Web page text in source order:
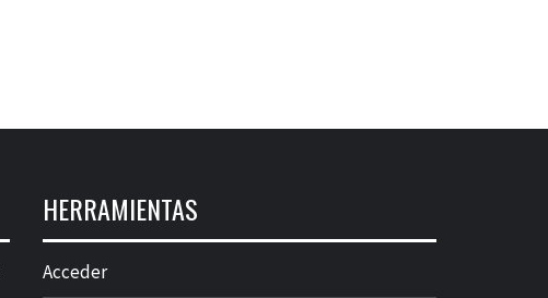
HERRAMIENTAS
Acceder